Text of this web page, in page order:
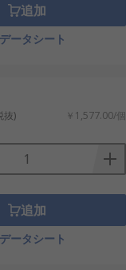
追加
データシート
抜) ￥1,577.00/個
追加
データシート